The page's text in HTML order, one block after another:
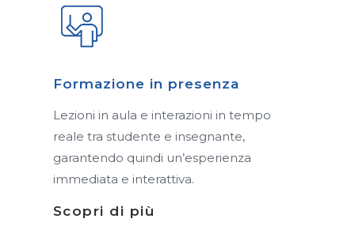
Formazione in presenza
Lezioni in aula e interazioni in tempo
reale tra studente e insegnante,
garantendo quindi un’esperienza
immediata e interattiva.
Scopri di più